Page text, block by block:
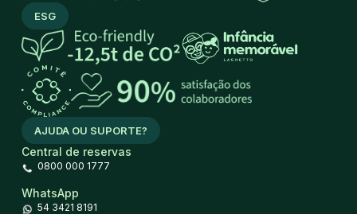
AJUDA OU SUPORTE?
Central de reservas
0800 000 1777
WhatsApp
54 3421 8191
ESG